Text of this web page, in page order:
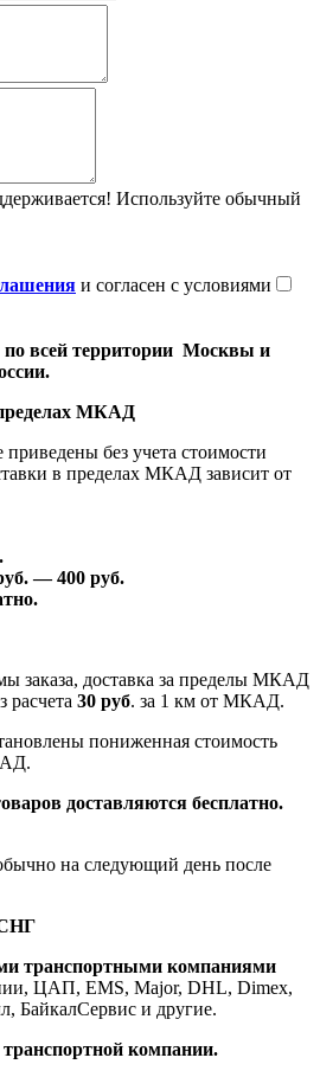
Используйте обычный
и согласен с условиями
всей территории Москвы и
МКАД
без учета стоимости
в пределах МКАД зависит от
—400 руб.
заказа, доставка за пределы МКАД
расчета 30 руб. за 1 км от МКАД.
пониженная стоимость
доставляются бесплатно.
на следующий день после
транспортными компаниями
ЦАП, EMS, Major, DHL, Dimex,
БайкалСервис и другие.
компании.